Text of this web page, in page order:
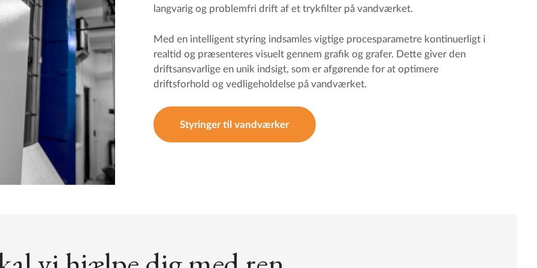
langvarig og problemfri drift af et trykfilter på vandværket.
Med en intelligent styring indsamles vigtige procesparametre kontinuerligt i
realtid og præsenteres visuelt gennem grafik og grafer. Dette giver den
driftsansvarlige en unik indsigt, som er afgørende for at optimere
driftsforhold og vedligeholdelse på vandværket.
Styringer til vandværker